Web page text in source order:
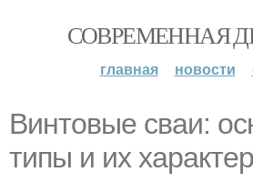
СОВРЕМЕННАЯ
главная новости
Винтовые сваи:
типы и их